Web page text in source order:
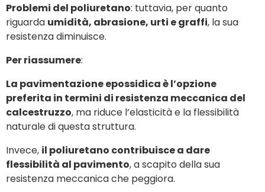
Problemi del poliuretano: tuttavia, per quanto
riguarda umidità, abrasione, urti e graffi, la sua
resistenza diminuisce.
Per riassumere:
La pavimentazione epossidica è l’opzione
preferita in termini di resistenza meccanica del
calcestruzzo, ma riduce l’elasticità e la flessibilità
naturale di questa struttura.
Invece, il poliuretano contribuisce a dare
flessibilità al pavimento, a scapito della sua
resistenza meccanica che peggiora.